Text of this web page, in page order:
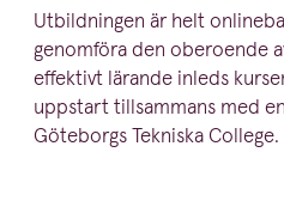
Utbild­ningen är helt
genomföra den oberoende
effektivt lärande inleds
uppstart tillsammans med
Göteborgs Tekniska College.